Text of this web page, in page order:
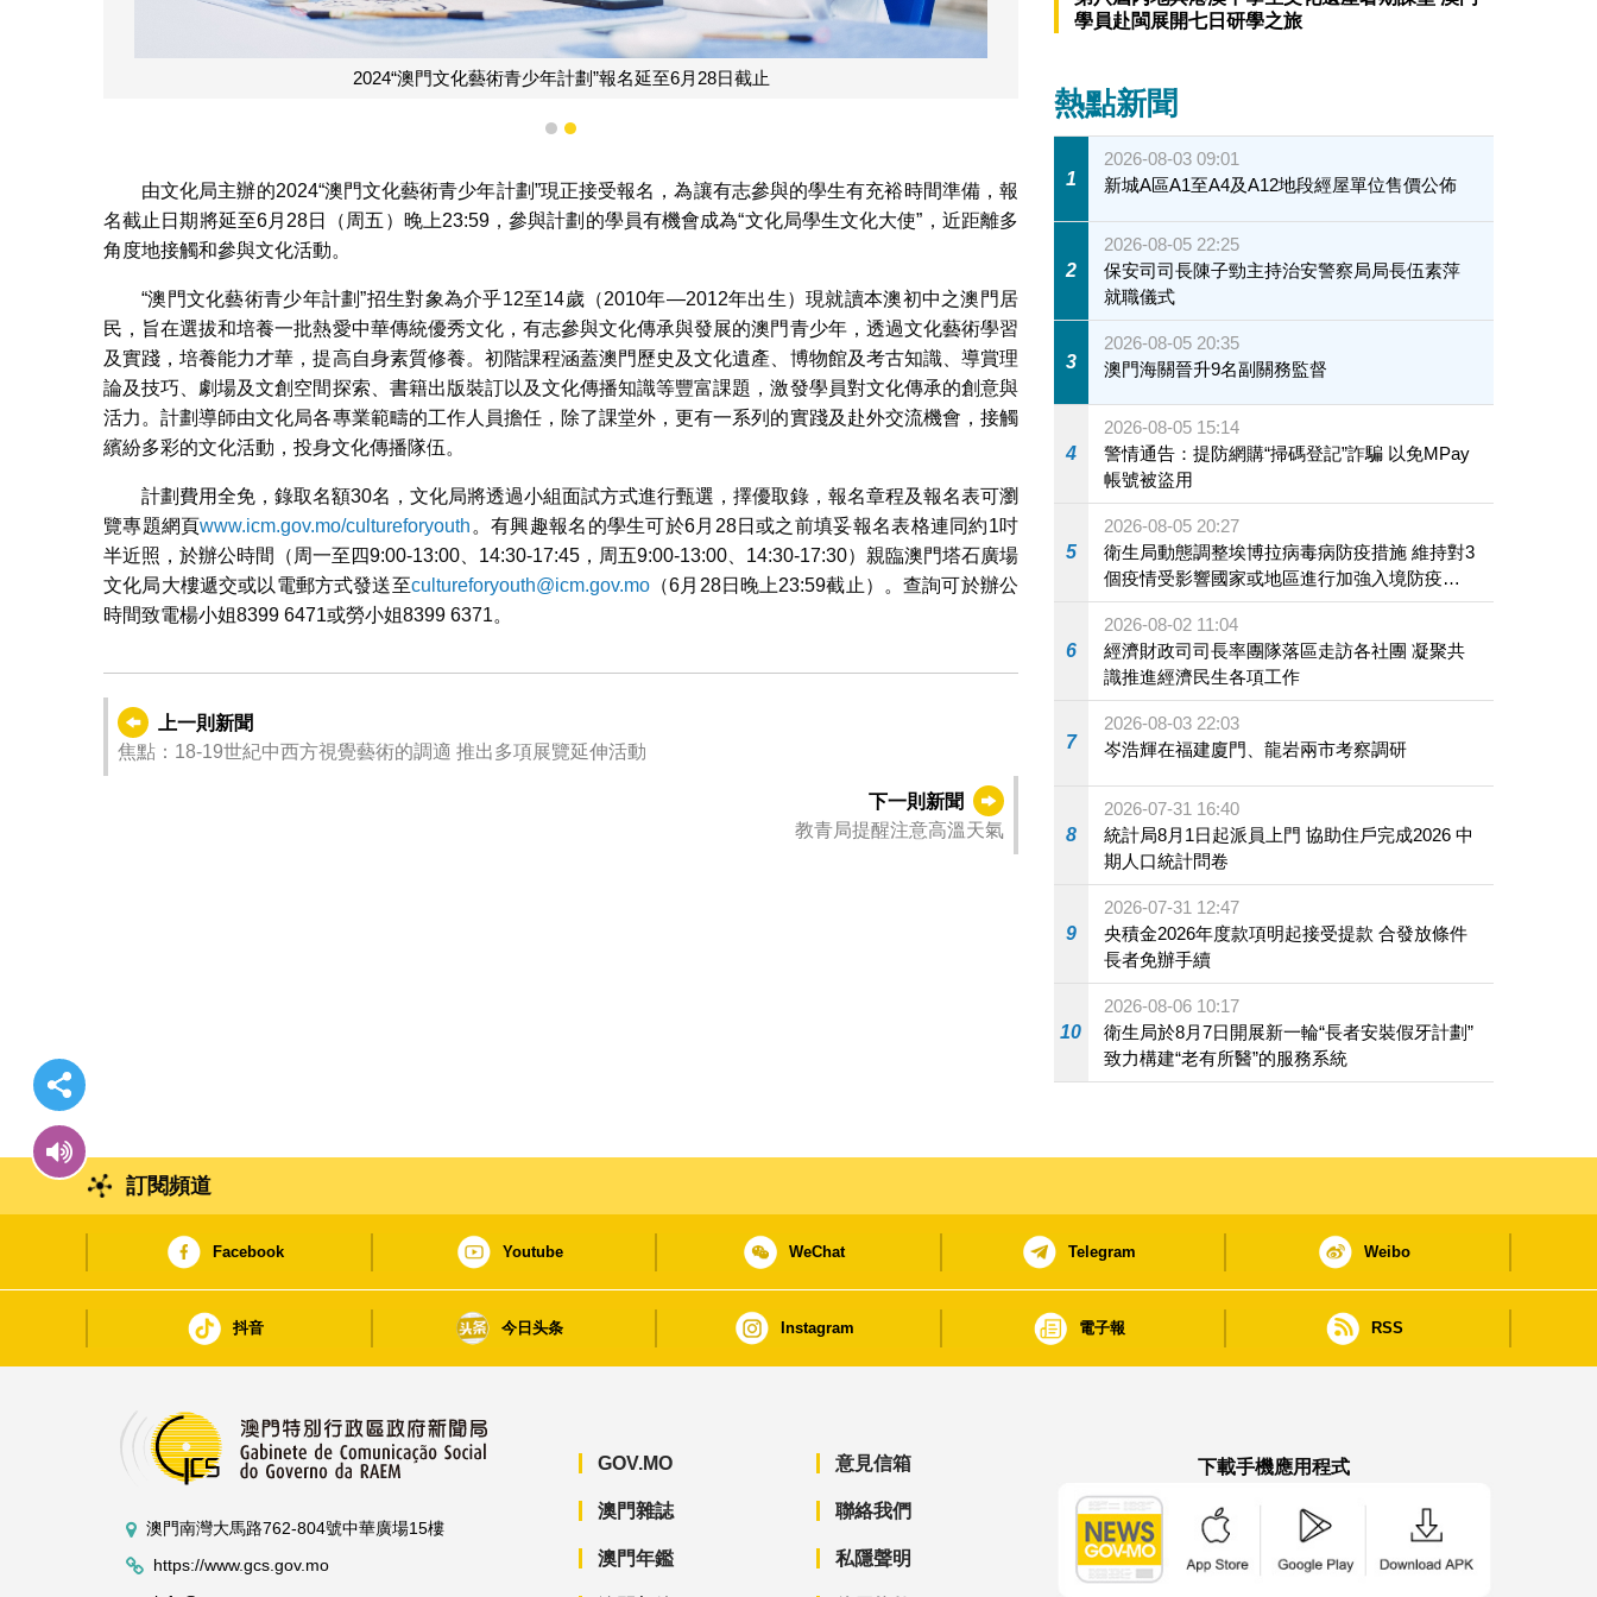
2024“澳門文化藝術青少年計劃”報名延至6月28日截止
1 2
由文化局主辦的2024“澳門文化藝術青少年計劃”現正接受報名，為讓有志參與的學生有充裕時間準備，報
名截止日期將延至6月28日（周五）晚上23:59，參與計劃的學員有機會成為“文化局學生文化大使”，近距離多
角度地接觸和參與文化活動。
“澳門文化藝術青少年計劃”招生對象為介乎12至14歲（2010年—2012年出生）現就讀本澳初中之澳門居
民，旨在選拔和培養一批熱愛中華傳統優秀文化，有志參與文化傳承與發展的澳門青少年，透過文化藝術學習
及實踐，培養能力才華，提高自身素質修養。初階課程涵蓋澳門歷史及文化遺產、博物館及考古知識、導賞理
論及技巧、劇場及文創空間探索、書籍出版裝訂以及文化傳播知識等豐富課題，激發學員對文化傳承的創意與
活力。計劃導師由文化局各專業範疇的工作人員擔任，除了課堂外，更有一系列的實踐及赴外交流機會，接觸
繽紛多彩的文化活動，投身文化傳播隊伍。
計劃費用全免，錄取名額30名，文化局將透過小組面試方式進行甄選，擇優取錄，報名章程及報名表可瀏
覽專題網頁www.icm.gov.mo/cultureforyouth。有興趣報名的學生可於6月28日或之前填妥報名表格連同約1吋
半近照，於辦公時間（周一至四9:00-13:00、14:30-17:45，周五9:00-13:00、14:30-17:30）親臨澳門塔石廣場
文化局大樓遞交或以電郵方式發送至cultureforyouth@icm.gov.mo（6月28日晚上23:59截止）。查詢可於辦公
時間致電楊小姐8399 6471或勞小姐8399 6371。
上一則新聞
焦點：18-19世紀中西方視覺藝術的調適 推出多項展覽延伸活動
下一則新聞
教青局提醒注意高溫天氣
學員赴閩展開七日研學之旅
熱點新聞
1
2026-08-03 09:01
新城A區A1至A4及A12地段經屋單位售價公佈
2
2026-08-05 22:25
保安司司長陳子勁主持治安警察局局長伍素萍
就職儀式
3
2026-08-05 20:35
澳門海關晉升9名副關務監督
4
2026-08-05 15:14
警情通告：提防網購“掃碼登記”詐騙 以免MPay
帳號被盜用
5
2026-08-05 20:27
衛生局動態調整埃博拉病毒病防疫措施 維持對3
個疫情受影響國家或地區進行加強入境防疫措
施
6
2026-08-02 11:04
經濟財政司司長率團隊落區走訪各社團 凝聚共
識推進經濟民生各項工作
7
2026-08-03 22:03
岑浩輝在福建廈門、龍岩兩市考察調研
8
2026-07-31 16:40
統計局8月1日起派員上門 協助住戶完成2026 中
期人口統計問卷
9
2026-07-31 12:47
央積金2026年度款項明起接受提款 合發放條件
長者免辦手續
10
2026-08-06 10:17
衛生局於8月7日開展新一輪“長者安裝假牙計劃”
致力構建“老有所醫”的服務系統
訂閱頻道
Facebook Youtube WeChat Telegram Weibo
抖音 今日头条 Instagram 電子報 RSS
澳門南灣大馬路762-804號中華廣場15樓
https://www.gcs.gov.mo
GOV.MO
澳門雜誌
澳門年鑑
意見信箱
聯絡我們
私隱聲明
下載手機應用程式